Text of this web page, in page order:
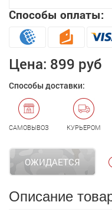
Способы оплаты:
Цена: 899 руб
Способы доставки:
САМОВЫВОЗ КУРЬЕРОМ
ОЖИДАЕТСЯ
Описание